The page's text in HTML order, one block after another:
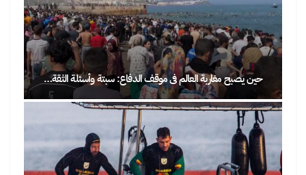
حين يصبح مغاربة العالم في موقف الدفاع: سبتة وأسئلة الثقة…